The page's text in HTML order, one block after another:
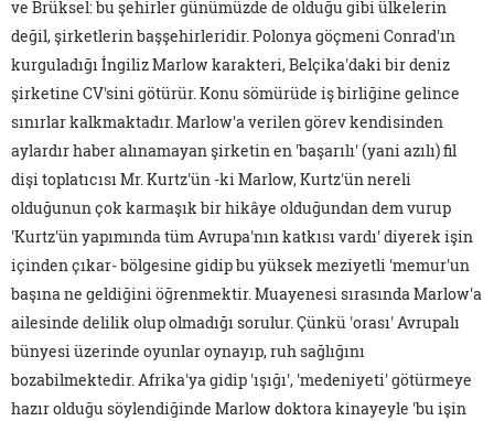
ve Brüksel: bu şehirler günümüzde de olduğu gibi ülkelerin
değil, şirketlerin başşehirleridir. Polonya göçmeni Conrad'ın
kurguladığı İngiliz Marlow karakteri, Belçika'daki bir deniz
şirketine CV'sini götürür. Konu sömürüde iş birliğine gelince
sınırlar kalkmaktadır. Marlow'a verilen görev kendisinden
aylardır haber alınamayan şirketin en 'başarılı' (yani azılı) fil
dişi toplatıcısı Mr. Kurtz'ün -ki Marlow, Kurtz'ün nereli
olduğunun çok karmaşık bir hikâye olduğundan dem vurup
'Kurtz'ün yapımında tüm Avrupa'nın katkısı vardı' diyerek işin
içinden çıkar- bölgesine gidip bu yüksek meziyetli 'memur'un
başına ne geldiğini öğrenmektir. Muayenesi sırasında Marlow'a
ailesinde delilik olup olmadığı sorulur. Çünkü 'orası' Avrupalı
bünyesi üzerinde oyunlar oynayıp, ruh sağlığını
bozabilmektedir. Afrika'ya gidip 'ışığı', 'medeniyeti' götürmeye
hazır olduğu söylendiğinde Marlow doktora kinayeyle 'bu işin